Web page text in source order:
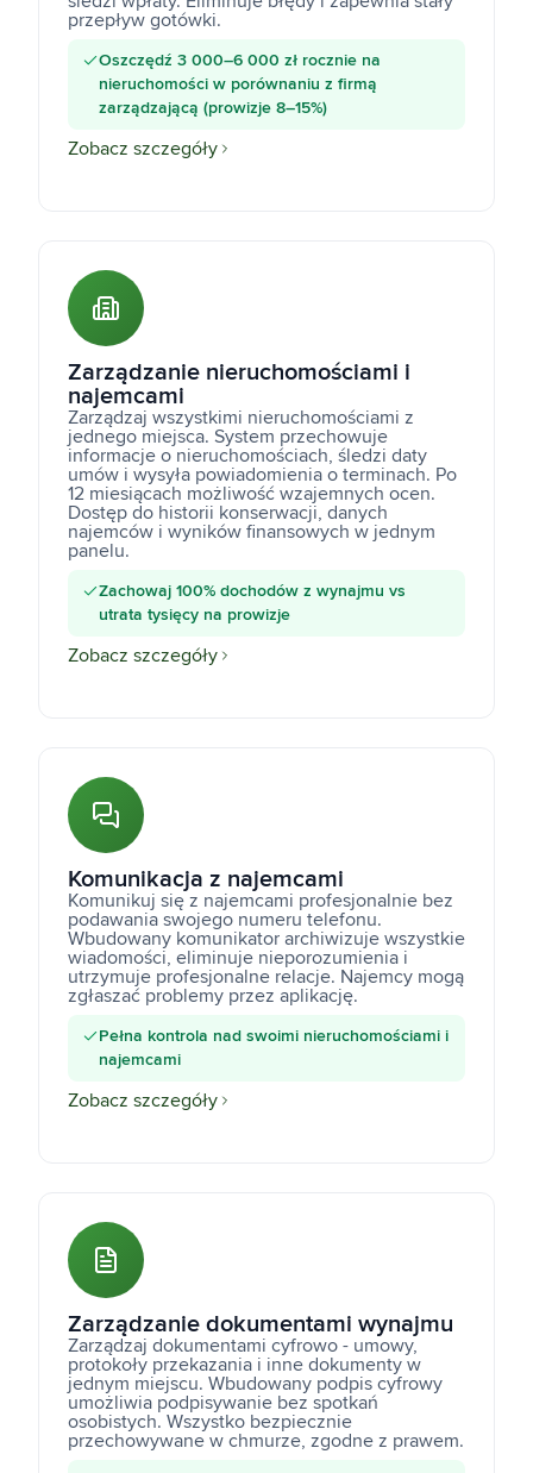
przepływ gotówki.
Oszczędź 3 000–6 000 zł rocznie na
nieruchomości w porównaniu z firmą
zarządzającą (prowizje 8–15%)
Zobacz szczegóły
Zarządzanie nieruchomościami i
najemcami
Zarządzaj wszystkimi nieruchomościami z
jednego miejsca. System przechowuje
informacje o nieruchomościach, śledzi daty
umów i wysyła powiadomienia o terminach. Po
12 miesiącach możliwość wzajemnych ocen.
Dostęp do historii konserwacji, danych
najemców i wyników finansowych w jednym
panelu.
Zachowaj 100% dochodów z wynajmu vs
utrata tysięcy na prowizje
Zobacz szczegóły
Komunikacja z najemcami
Komunikuj się z najemcami profesjonalnie bez
podawania swojego numeru telefonu.
Wbudowany komunikator archiwizuje wszystkie
wiadomości, eliminuje nieporozumienia i
utrzymuje profesjonalne relacje. Najemcy mogą
zgłaszać problemy przez aplikację.
Pełna kontrola nad swoimi nieruchomościami i
najemcami
Zobacz szczegóły
Zarządzanie dokumentami wynajmu
Zarządzaj dokumentami cyfrowo - umowy,
protokoły przekazania i inne dokumenty w
jednym miejscu. Wbudowany podpis cyfrowy
umożliwia podpisywanie bez spotkań
osobistych. Wszystko bezpiecznie
przechowywane w chmurze, zgodne z prawem.